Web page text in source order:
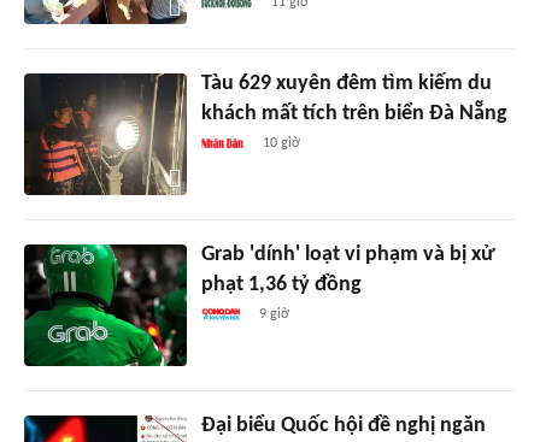
Tàu 629 xuyên đêm tìm kiếm du
khách mất tích trên biển Đà Nẵng
10 giờ
Grab 'dính' loạt vi phạm và bị xử
phạt 1,36 tỷ đồng
9 giờ
Đại biểu Quốc hội đề nghị ngăn